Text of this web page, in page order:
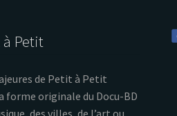
Petit
de Petit à Petit
forme originale du Docu-BD
des villes, de l’art ou